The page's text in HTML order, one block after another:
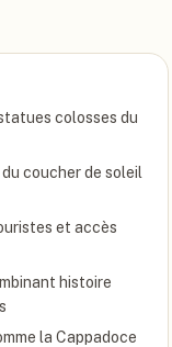
colosses du
coucher de soleil
et accès
histoire
la Cappadoce